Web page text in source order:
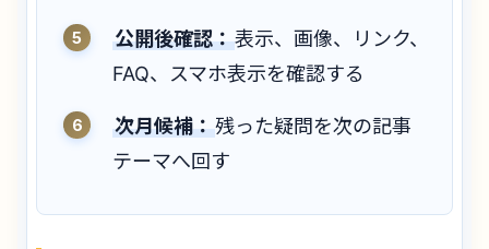
公開後確認：表示、画像、リンク、
FAQ、スマホ表示を確認する
次月候補：残った疑問を次の記事
テーマへ回す